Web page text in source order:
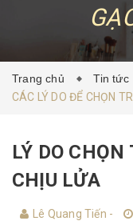
DỰ ÁN ĐÃ THỰC
LIÊN HỆ
Trang chủ
Tin tức
CÁC LÝ DO ĐỂ CHỌN
LÝ DO CHỌN
CHỊU LỬA
Lê Quang Tiến -